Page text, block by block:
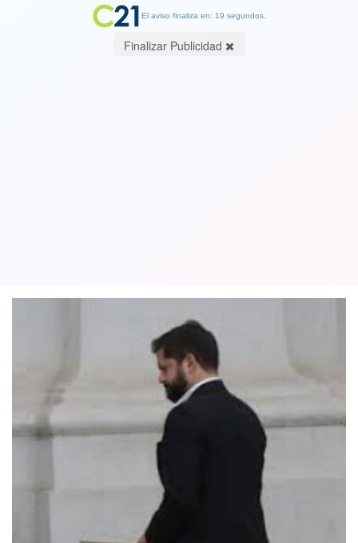
El aviso finaliza en: 19 segundos.
Finalizar Publicidad